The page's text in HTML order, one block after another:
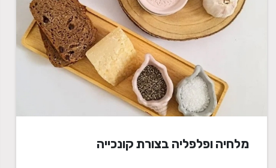
מלחיה ופלפליה בצורת קונכייה